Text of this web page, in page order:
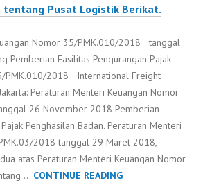
tentang Pusat Logistik Berikat.
Nomor 35/PMK.010/2018 tanggal
Pemberian Fasilitas Pengurangan Pajak
PMK.010/2018 International Freight
Peraturan Menteri Keuangan Nomor
26 November 2018 Pemberian
Penghasilan Badan. Peraturan Menteri
2018 tanggal 29 Maret 2018,
atas Peraturan Menteri Keuangan Nomor
… CONTINUE READINGPERATURAN